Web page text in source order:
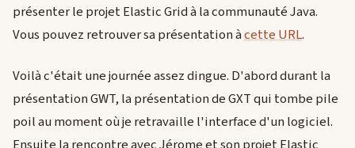
présenter le projet Elastic Grid à la communauté Java.
Vous pouvez retrouver sa présentation àcette URL.
Voilà c'était une journée assez dingue. D'abord durant la
présentation GWT, la présentation de GXT qui tombe pile
poil au moment où je retravaille l'interface d'un logiciel.